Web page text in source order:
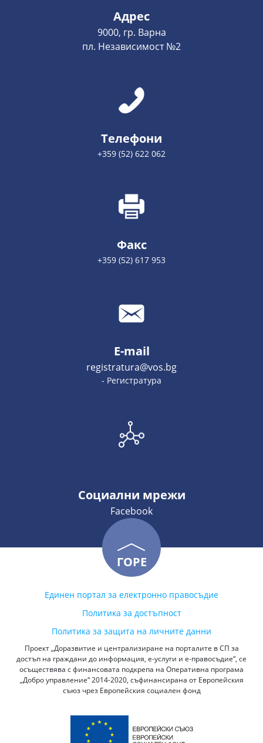
Адрес
9000, гр. Варна
пл. Независимост №2
Телефони
+359 (52) 622 062
Факс
+359 (52) 617 953
E-mail
registratura@vos.bg
- Регистратура
Социални мрежи
Facebook
ГОРЕ
Единен портал за електронно правосъдие
Политика за достъпност
Политика за защита на личните данни
Проект „Доразвитие и централизиране на порталите в СП за
достъп на граждани до информация, е-услуги и е-правосъдие“, се
осъществява с финансовата подкрепа на Оперативна програма
„Добро управление“ 2014-2020, съфинансирана от Европейския
съюз чрез Европейския социален фонд